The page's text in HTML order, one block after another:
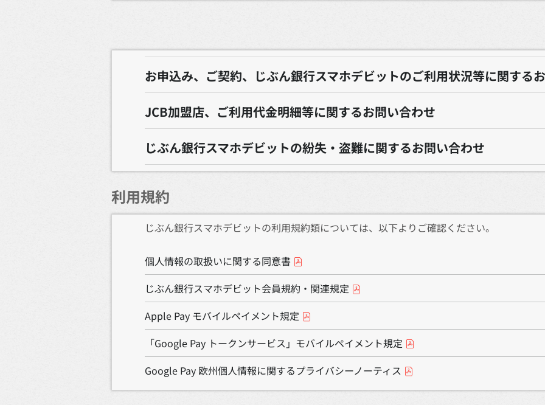
お申込み、ご契約、じぶん銀行スマホデビットのご利用状況等に関する
JCB加盟店、ご利用代金明細等に関するお問い合わせ
じぶん銀行スマホデビットの紛失・盗難に関するお問い合わせ
利用規約
じぶん銀行スマホデビットの利用規約類については、以下よりご確認ください。
個人情報の取扱いに関する同意書
じぶん銀行スマホデビット会員規約・関連規定
Apple Pay モバイルペイメント規定
「Google Pay トークンサービス」モバイルペイメント規定
Google Pay 欧州個人情報に関するプライバシーノーティス